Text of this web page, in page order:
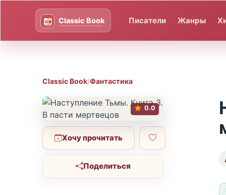
Писатели Жанры
Classic Book/Фантастика
0.0
Хочу прочитать
Поделиться